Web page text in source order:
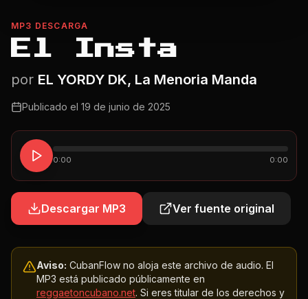
MP3 DESCARGA
El Insta
por EL YORDY DK, La Menoria Manda
Publicado el 19 de junio de 2025
0:00 0:00
Descargar MP3 Ver fuente original
Aviso: CubanFlow no aloja este archivo de audio. El
MP3 está publicado públicamente en
reggaetoncubano.net. Si eres titular de los derechos y